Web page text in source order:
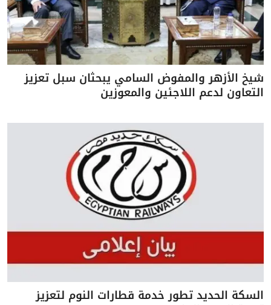
شيخ الأزهر والمفوض السامي يبحثان سبل تعزيز
التعاون لدعم اللاجئين والمعوزين
السكة الحديد تطور خدمة قطارات النوم لتعزيز